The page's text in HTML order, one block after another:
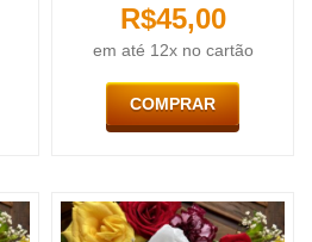
R$45,00
em até 12x no cartão
COMPRAR